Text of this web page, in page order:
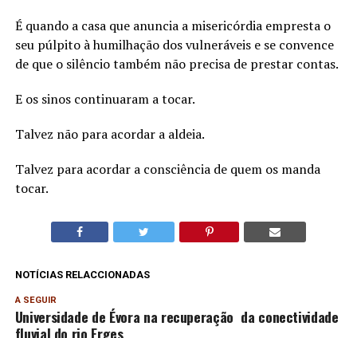
É quando a casa que anuncia a misericórdia empresta o
seu púlpito à humilhação dos vulneráveis e se convence
de que o silêncio também não precisa de prestar contas.
E os sinos continuaram a tocar.
Talvez não para acordar a aldeia.
Talvez para acordar a consciência de quem os manda
tocar.
NOTÍCIAS RELACCIONADAS
A SEGUIR
Universidade de Évora na recuperação da conectividade
fluvial do rio Erges